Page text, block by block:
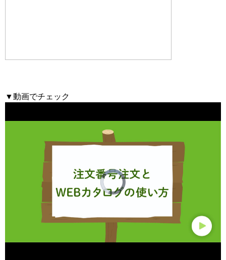
▼動画でチェック